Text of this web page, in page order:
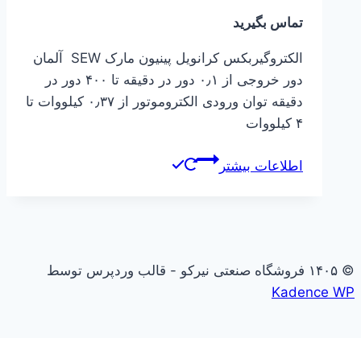
تماس بگیرید
الکتروگیربکس کرانویل پینیون مارک SEW آلمان
دور خروجی از ۰٫۱ دور در دقیقه تا ۴۰۰ دور در
دقیقه توان ورودی الکتروموتور از ۰٫۳۷ کیلووات تا
۴ کیلووات
اطلاعات بیشتر
© ۱۴۰۵ فروشگاه صنعتی نیرکو - قالب وردپرس توسط
Kadence WP